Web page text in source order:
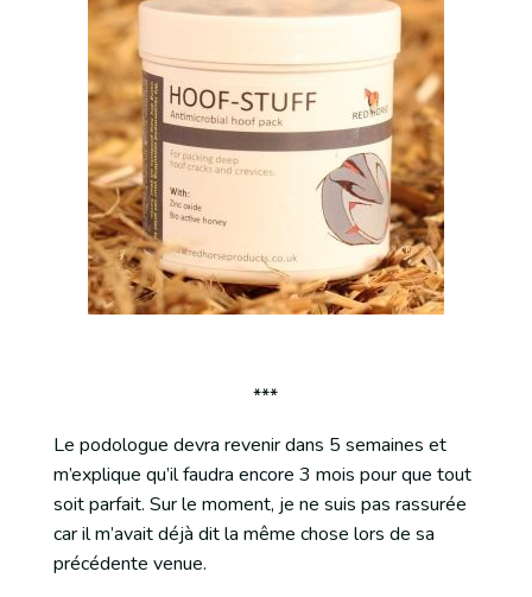
***
Le podologue devra revenir dans 5 semaines et
m’explique qu’il faudra encore 3 mois pour que tout
soit parfait. Sur le moment, je ne suis pas rassurée
car il m’avait déjà dit la même chose lors de sa
précédente venue.